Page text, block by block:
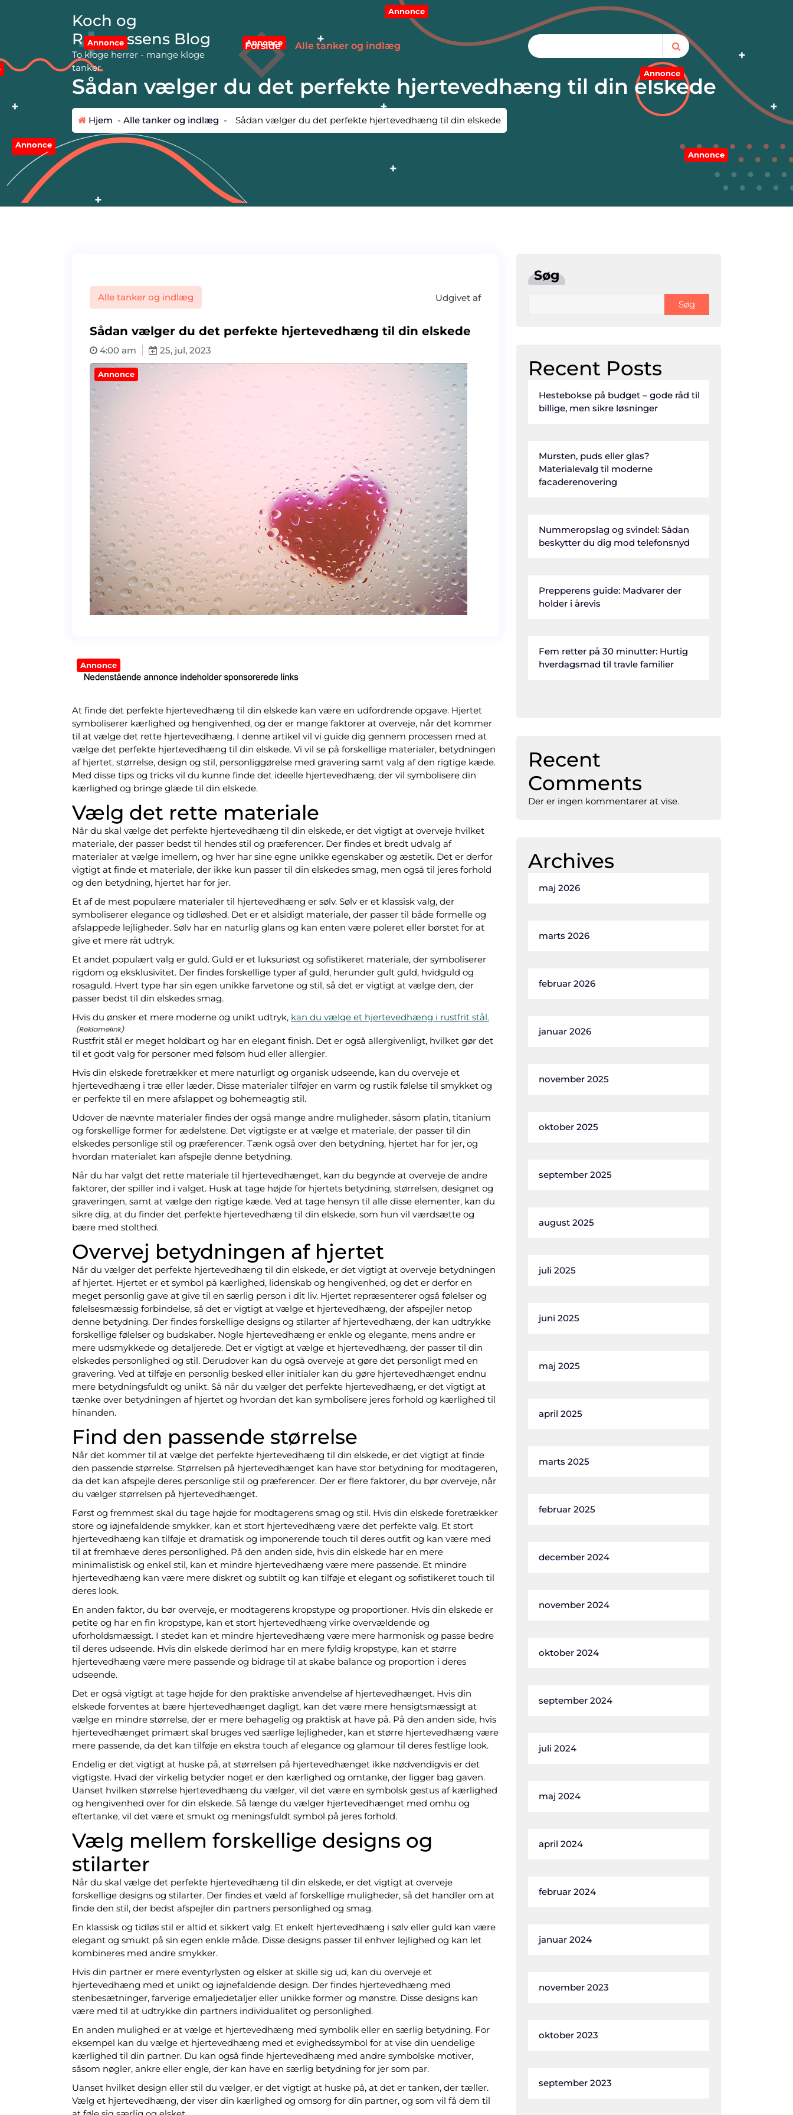
r
e
Koch og
Rasmussens Blog
To kloge herrer - mange kloge
tanker
Forside Alle tanker og indlæg
Annonce
Annonce Annonce
Annonce
Annonce
Annonce
Annonce
Sådan vælger du det perfekte hjertevedhæng til din elskede
Hjem - Alle tanker og indlæg - Sådan vælger du det perfekte hjertevedhæng til din elskede
Alle tanker og indlæg Udgivet af
Sådan vælger du det perfekte hjertevedhæng til din elskede
4:00 am 25, jul, 2023
Annonce
Annonce
At finde det perfekte hjertevedhæng til din elskede kan være en udfordrende opgave. Hjertet
symboliserer kærlighed og hengivenhed, og der er mange faktorer at overveje, når det kommer
til at vælge det rette hjertevedhæng. I denne artikel vil vi guide dig gennem processen med at
vælge det perfekte hjertevedhæng til din elskede. Vi vil se på forskellige materialer, betydningen
af hjertet, størrelse, design og stil, personliggørelse med gravering samt valg af den rigtige kæde.
Med disse tips og tricks vil du kunne finde det ideelle hjertevedhæng, der vil symbolisere din
kærlighed og bringe glæde til din elskede.
Vælg det rette materiale
Når du skal vælge det perfekte hjertevedhæng til din elskede, er det vigtigt at overveje hvilket
materiale, der passer bedst til hendes stil og præferencer. Der findes et bredt udvalg af
materialer at vælge imellem, og hver har sine egne unikke egenskaber og æstetik. Det er derfor
vigtigt at finde et materiale, der ikke kun passer til din elskedes smag, men også til jeres forhold
og den betydning, hjertet har for jer.
Et af de mest populære materialer til hjertevedhæng er sølv. Sølv er et klassisk valg, der
symboliserer elegance og tidløshed. Det er et alsidigt materiale, der passer til både formelle og
afslappede lejligheder. Sølv har en naturlig glans og kan enten være poleret eller børstet for at
give et mere råt udtryk.
Et andet populært valg er guld. Guld er et luksuriøst og sofistikeret materiale, der symboliserer
rigdom og eksklusivitet. Der findes forskellige typer af guld, herunder gult guld, hvidguld og
rosaguld. Hvert type har sin egen unikke farvetone og stil, så det er vigtigt at vælge den, der
passer bedst til din elskedes smag.
Hvis du ønsker et mere moderne og unikt udtryk, kan du vælge et hjertevedhæng i rustfrit stål.
Rustfrit stål er meget holdbart og har en elegant finish. Det er også allergivenligt, hvilket gør det
til et godt valg for personer med følsom hud eller allergier.
Hvis din elskede foretrækker et mere naturligt og organisk udseende, kan du overveje et
hjertevedhæng i træ eller læder. Disse materialer tilføjer en varm og rustik følelse til smykket og
er perfekte til en mere afslappet og bohemeagtig stil.
Udover de nævnte materialer findes der også mange andre muligheder, såsom platin, titanium
og forskellige former for ædelstene. Det vigtigste er at vælge et materiale, der passer til din
elskedes personlige stil og præferencer. Tænk også over den betydning, hjertet har for jer, og
hvordan materialet kan afspejle denne betydning.
Når du har valgt det rette materiale til hjertevedhænget, kan du begynde at overveje de andre
faktorer, der spiller ind i valget. Husk at tage højde for hjertets betydning, størrelsen, designet og
graveringen, samt at vælge den rigtige kæde. Ved at tage hensyn til alle disse elementer, kan du
sikre dig, at du finder det perfekte hjertevedhæng til din elskede, som hun vil værdsætte og
bære med stolthed.
Overvej betydningen af hjertet
Når du vælger det perfekte hjertevedhæng til din elskede, er det vigtigt at overveje betydningen
af hjertet. Hjertet er et symbol på kærlighed, lidenskab og hengivenhed, og det er derfor en
meget personlig gave at give til en særlig person i dit liv. Hjertet repræsenterer også følelser og
følelsesmæssig forbindelse, så det er vigtigt at vælge et hjertevedhæng, der afspejler netop
denne betydning. Der findes forskellige designs og stilarter af hjertevedhæng, der kan udtrykke
forskellige følelser og budskaber. Nogle hjertevedhæng er enkle og elegante, mens andre er
mere udsmykkede og detaljerede. Det er vigtigt at vælge et hjertevedhæng, der passer til din
elskedes personlighed og stil. Derudover kan du også overveje at gøre det personligt med en
gravering. Ved at tilføje en personlig besked eller initialer kan du gøre hjertevedhænget endnu
mere betydningsfuldt og unikt. Så når du vælger det perfekte hjertevedhæng, er det vigtigt at
tænke over betydningen af hjertet og hvordan det kan symbolisere jeres forhold og kærlighed til
hinanden.
Find den passende størrelse
Når det kommer til at vælge det perfekte hjertevedhæng til din elskede, er det vigtigt at finde
den passende størrelse. Størrelsen på hjertevedhænget kan have stor betydning for modtageren,
da det kan afspejle deres personlige stil og præferencer. Der er flere faktorer, du bør overveje, når
du vælger størrelsen på hjertevedhænget.
Først og fremmest skal du tage højde for modtagerens smag og stil. Hvis din elskede foretrækker
store og iøjnefaldende smykker, kan et stort hjertevedhæng være det perfekte valg. Et stort
hjertevedhæng kan tilføje et dramatisk og imponerende touch til deres outfit og kan være med
til at fremhæve deres personlighed. På den anden side, hvis din elskede har en mere
minimalistisk og enkel stil, kan et mindre hjertevedhæng være mere passende. Et mindre
hjertevedhæng kan være mere diskret og subtilt og kan tilføje et elegant og sofistikeret touch til
deres look.
En anden faktor, du bør overveje, er modtagerens kropstype og proportioner. Hvis din elskede er
petite og har en fin kropstype, kan et stort hjertevedhæng virke overvældende og
uforholdsmæssigt. I stedet kan et mindre hjertevedhæng være mere harmonisk og passe bedre
til deres udseende. Hvis din elskede derimod har en mere fyldig kropstype, kan et større
hjertevedhæng være mere passende og bidrage til at skabe balance og proportion i deres
udseende.
Det er også vigtigt at tage højde for den praktiske anvendelse af hjertevedhænget. Hvis din
elskede forventes at bære hjertevedhænget dagligt, kan det være mere hensigtsmæssigt at
vælge en mindre størrelse, der er mere behagelig og praktisk at have på. På den anden side, hvis
hjertevedhænget primært skal bruges ved særlige lejligheder, kan et større hjertevedhæng være
mere passende, da det kan tilføje en ekstra touch af elegance og glamour til deres festlige look.
Endelig er det vigtigt at huske på, at størrelsen på hjertevedhænget ikke nødvendigvis er det
vigtigste. Hvad der virkelig betyder noget er den kærlighed og omtanke, der ligger bag gaven.
Uanset hvilken størrelse hjertevedhæng du vælger, vil det være en symbolsk gestus af kærlighed
og hengivenhed over for din elskede. Så længe du vælger hjertevedhænget med omhu og
eftertanke, vil det være et smukt og meningsfuldt symbol på jeres forhold.
Vælg mellem forskellige designs og
stilarter
Når du skal vælge det perfekte hjertevedhæng til din elskede, er det vigtigt at overveje
forskellige designs og stilarter. Der findes et væld af forskellige muligheder, så det handler om at
finde den stil, der bedst afspejler din partners personlighed og smag.
En klassisk og tidløs stil er altid et sikkert valg. Et enkelt hjertevedhæng i sølv eller guld kan være
elegant og smukt på sin egen enkle måde. Disse designs passer til enhver lejlighed og kan let
kombineres med andre smykker.
Hvis din partner er mere eventyrlysten og elsker at skille sig ud, kan du overveje et
hjertevedhæng med et unikt og iøjnefaldende design. Der findes hjertevedhæng med
stenbesætninger, farverige emaljedetaljer eller unikke former og mønstre. Disse designs kan
være med til at udtrykke din partners individualitet og personlighed.
En anden mulighed er at vælge et hjertevedhæng med symbolik eller en særlig betydning. For
eksempel kan du vælge et hjertevedhæng med et evighedssymbol for at vise din uendelige
kærlighed til din partner. Du kan også finde hjertevedhæng med andre symbolske motiver,
såsom nøgler, ankre eller engle, der kan have en særlig betydning for jer som par.
Uanset hvilket design eller stil du vælger, er det vigtigt at huske på, at det er tanken, der tæller.
Vælg et hjertevedhæng, der viser din kærlighed og omsorg for din partner, og som vil få dem til
Søg
Søg
Recent Posts
Hestebokse på budget – gode råd til
billige, men sikre løsninger
Mursten, puds eller glas?
Materialevalg til moderne
facaderenovering
Nummeropslag og svindel: Sådan
beskytter du dig mod telefonsnyd
Prepperens guide: Madvarer der
holder i årevis
Fem retter på 30 minutter: Hurtig
hverdagsmad til travle familier
Recent
Comments
Der er ingen kommentarer at vise.
Archives
maj 2026
marts 2026
februar 2026
januar 2026
november 2025
oktober 2025
september 2025
august 2025
juli 2025
juni 2025
maj 2025
april 2025
marts 2025
februar 2025
december 2024
november 2024
oktober 2024
september 2024
juli 2024
maj 2024
april 2024
februar 2024
januar 2024
november 2023
oktober 2023
september 2023